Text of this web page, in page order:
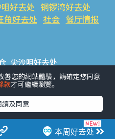
本周好去处
好去处 铜锣湾好去处
角好去处 社会 餐厅情报
尖沙咀好去处
湾好去处 旺角好去处 社会
#美食社群热话
应用程式
#限时抢
您的網站體驗，請確定您同意
款才可繼續瀏覽。
及同意